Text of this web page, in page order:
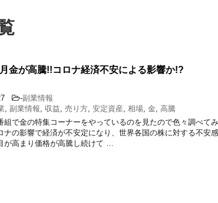
金が高騰!!コロナ経済不安による影響か!?
-副業情報
, 副業情報, 収益, 売り方, 安定資産, 相場, 金, 高騰
組で金の特集コーナーをやっているのを見たので色々調べて
ナの影響で経済が不安定になり、世界各国の株に対する不安
が高まり価格が高騰し続けて …